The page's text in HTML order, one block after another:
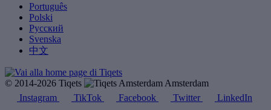
Português
Polski
Русский
Svenska
中文
© 2014-2026 Tiqets
Amsterdam
Instagram
TikTok Facebook Twitter LinkedIn